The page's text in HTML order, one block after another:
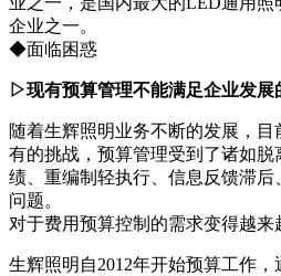
企业之一。
◆面临困惑
▷现有预算管理不能满足企业发展
随着生辉照明业务不断的发展，
有的挑战，预算管理受到了诸如
绩、重编制轻执行、信息反馈滞
问题。
对于费用预算控制的需求变得越来
生辉照明自2012年开始预算工作